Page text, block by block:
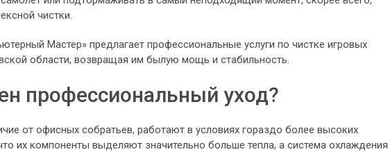
чистки.
Мастер» предлагает профессиональные услуги по чистке игровых
области, возвращая им былую мощь и стабильность.
профессиональный уход?
от офисных собратьев, работают в условиях гораздо более высоких
их компоненты выделяют значительно больше тепла, а система охлаждения